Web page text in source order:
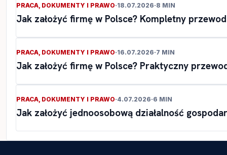
PRACA, DOKUMENTY I PRAWO·18.07.2026·8 MIN
Jak założyć firmę w Polsce? Kompletny
PRACA, DOKUMENTY I PRAWO·16.07.2026·7 MIN
Jak założyć firmę w Polsce? Praktyczny
PRACA, DOKUMENTY I PRAWO·4.07.2026·6 MIN
Jak założyć jednoosobową działalność